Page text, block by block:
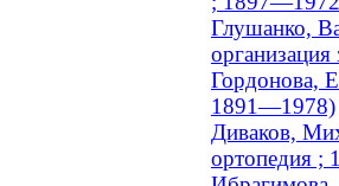
Глушанко,
Гордонова,
1891—1978)
Диваков,
ортопедия ;